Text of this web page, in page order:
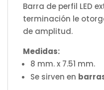
Barra de perfil LED
terminación le
de amplitud.
Medidas:
8 mm. x 7.51 mm.
Se sirven en